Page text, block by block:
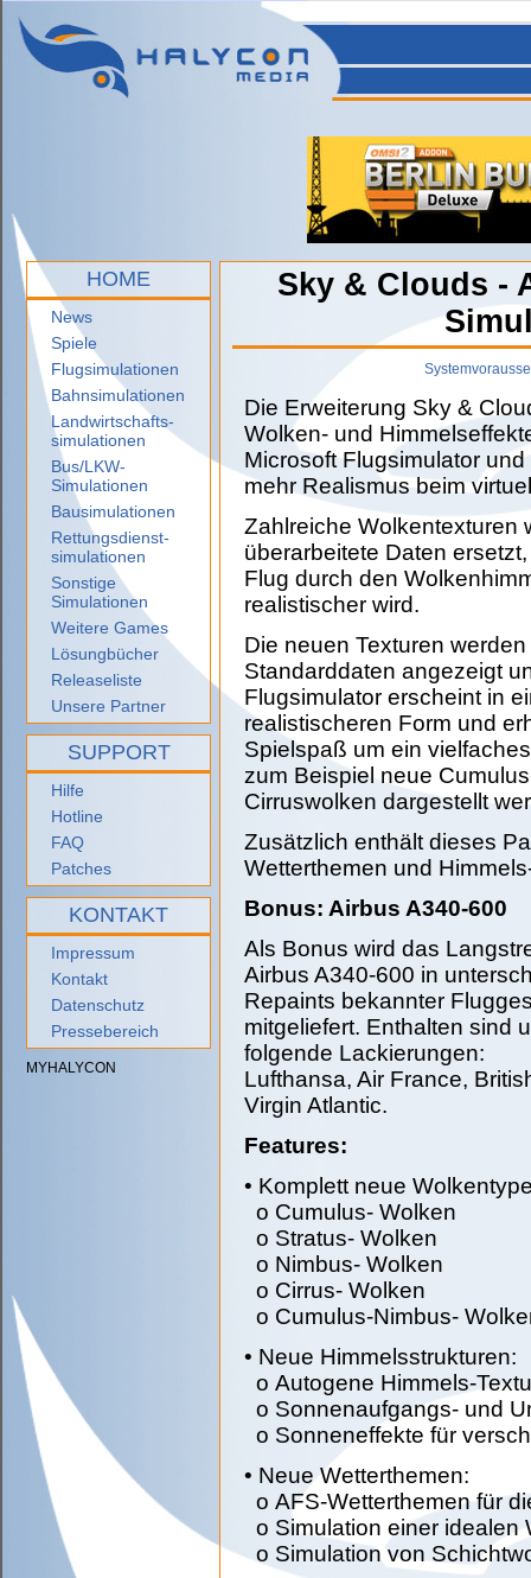
HOME
News
Spiele
Flugsimulationen
Bahnsimulationen
Landwirtschafts-
simulationen
Bus/LKW-
Simulationen
Bausimulationen
Rettungsdienst-
simulationen
Sonstige
Simulationen
Weitere Games
Lösungbücher
Releaseliste
Unsere Partner
SUPPORT
Hilfe
Hotline
FAQ
Patches
KONTAKT
Impressum
Kontakt
Datenschutz
Pressebereich
MYHALYCON
Sky & Clouds -
Die Erweiterung Sky &
Wolken- und
Microsoft Flugsimulator
mehr Realismus beim
Zahlreiche Wolkentexturen
überarbeitete Daten
Flug durch den
realistischer wird.
Die neuen Texturen
Standarddaten angezeigt
Flugsimulator erscheint in
realistischeren Form und
Spielspaß um ein
zum Beispiel neue
Cirruswolken dargestellt
Zusätzlich enthält dieses
Wetterthemen und
Bonus: Airbus A340-600
Als Bonus wird das
Airbus A340-600 in
Repaints bekannter
mitgeliefert. Enthalten sind
folgende Lackierungen:
Lufthansa, Air France,
Virgin Atlantic.
Features:
• Komplett neue
o Cumulus- Wolken
o Stratus- Wolken
o Nimbus- Wolken
o Cirrus- Wolken
o Cumulus-Nimbus-
• Neue Himmelsstrukturen:
o Autogene Himmels-
o Sonnenaufgangs- und
o Sonneneffekte für
• Neue Wetterthemen:
o AFS-Wetterthemen für
o Simulation einer idealen
o Simulation von